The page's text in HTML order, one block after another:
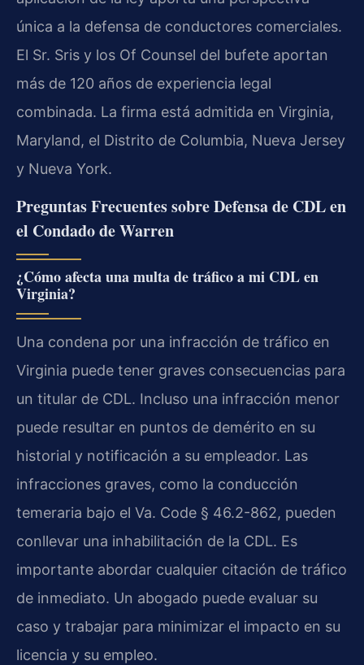
única a la defensa de conductores comerciales.
El Sr. Sris y los Of Counsel del bufete aportan
más de 120 años de experiencia legal
combinada. La firma está admitida en Virginia,
Maryland, el Distrito de Columbia, Nueva Jersey
y Nueva York.
Preguntas Frecuentes sobre Defensa de CDL en
el Condado de Warren
¿Cómo afecta una multa de tráfico a mi CDL en
Virginia?
Una condena por una infracción de tráfico en
Virginia puede tener graves consecuencias para
un titular de CDL. Incluso una infracción menor
puede resultar en puntos de demérito en su
historial y notificación a su empleador. Las
infracciones graves, como la conducción
temeraria bajo el Va. Code § 46.2-862, pueden
conllevar una inhabilitación de la CDL. Es
importante abordar cualquier citación de tráfico
de inmediato. Un abogado puede evaluar su
caso y trabajar para minimizar el impacto en su
licencia y su empleo.